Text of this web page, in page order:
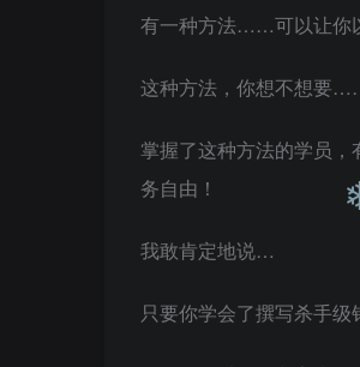
有一种方法……可以让你
这种方法，你想不想要
掌握了这种方法的学员
务自由！
我敢肯定地说…
只要你学会了撰写杀手❄
❄